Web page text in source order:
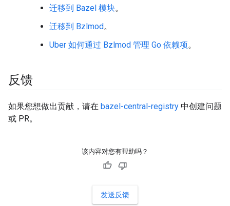
迁移到 Bazel 模块。
迁移到 Bzlmod。
Uber 如何通过 Bzlmod 管理 Go 依赖项。
反馈
如果您想做出贡献，请在 bazel-central-registry 中创建问题
或 PR。
该内容对您有帮助吗？
发送反馈